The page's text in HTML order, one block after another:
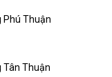
Phú Thuận
Tân Thuận